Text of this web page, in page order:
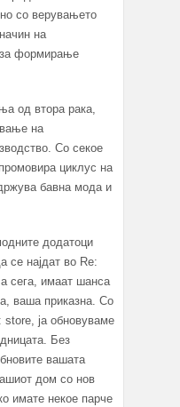
со верувањето
на
формирање
од втора рака,
на
Со секое
циклус на
бавна мода и
додатоци
се најдат во Re:
сега, имаaт шанса
ваша приказна. Со
store, ја обновуваме
Без
вашата
дом со нов
имате некое парче